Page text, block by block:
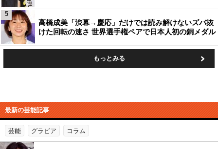
高橋成美「渋幕→慶応」だけでは読み解けないズバ抜
けた回転の速さ 世界選手権ペアで日本人初の銅メダル
5
もっとみる
最新の芸能記事
芸能 グラビア コラム